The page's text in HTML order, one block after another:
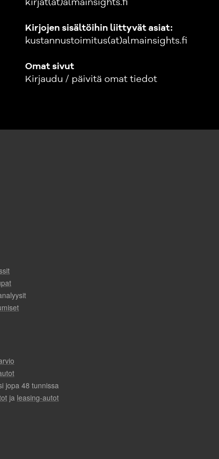
kirjat(at)almainsights.fi
Kirjojen sisältöihin liittyvät asiat:
kustannustoimitus(at)almainsights.fi
Omat sivut
Kirjaudu / päivitä omat tiedot